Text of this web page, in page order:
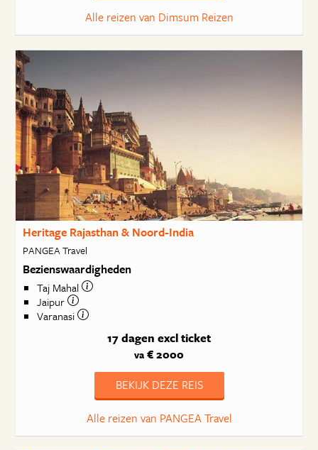
Alle reizen van Dimsum Reizen
Heritage Rajasthan & Noord-India
PANGEA Travel
Bezienswaardigheden
Taj Mahal
Jaipur
Varanasi
17 dagen excl ticket
va € 2000
BEKIJK DEZE REIS
Alle reizen van PANGEA Travel